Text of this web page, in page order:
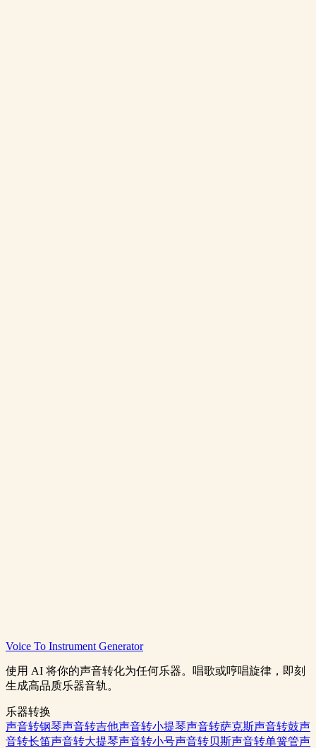
生成音效 查看定价
Voice To Instrument Generator
使用 AI 将你的声音转化为任何乐器。唱歌或哼唱旋律，即刻
生成高品质乐器音轨。
乐器转换
声音转钢琴声音转吉他声音转小提琴声音转萨克斯声音转鼓声
音转长笛声音转大提琴声音转小号声音转贝斯声音转单簧管声